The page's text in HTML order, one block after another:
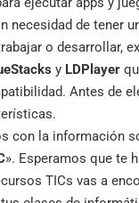
necesidad de tener
o desarrollar,
y LDPlayer
Antes de
con la información
». Esperamos que te
TICs vas a